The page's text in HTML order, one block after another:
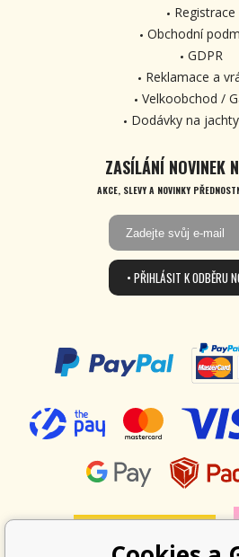
Registrace
Obchodní
GDPR
Reklamace a
Velkoobchod /
Dodávky na
ZASÍLÁNÍ NOVINEK
AKCE, SLEVY A NOVINKY
• PŘIHLÁSIT K ODBĚRU